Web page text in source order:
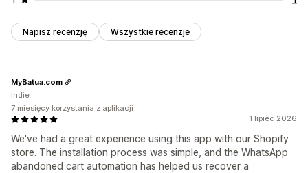
Napisz recenzję Wszystkie recenzje
1 lipiec 2026
We've had a great experience using this app with our Shopify
store. The installation process was simple, and the WhatsApp
abandoned cart automation has helped us recover a
MyBatua.com
Indie
7 miesięcy korzystania z aplikacji